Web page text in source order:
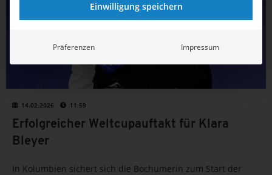
14.02.2026 11:59
Erfolgreicher Weltcupauftakt für Klara
Bleyer
In Kolumbien sichert sich die Bochumerin zum Start der
Einwilligung speichern
Präferenzen Impressum